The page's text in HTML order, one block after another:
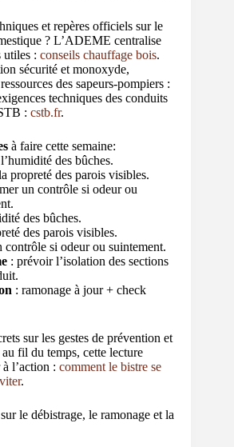
et repères officiels sur le
? L’ADEME centralise
utiles : conseils chauffage bois.
sécurité et monoxyde,
des sapeurs-pompiers :
techniques des conduits
: cstb.fr.
à faire cette semaine:
des bûches.
propreté des parois visibles.
un contrôle si odeur ou
des bûches.
des parois visibles.
contrôle si odeur ou suintement.
: prévoir l’isolation des sections
: ramonage à jour + check
sur les gestes de prévention et
fil du temps, cette lecture
l’action : comment le bistre se
.
le débistrage, le ramonage et la